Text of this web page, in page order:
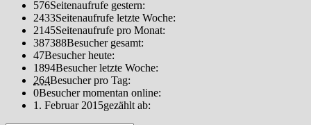
576Seitenaufrufe gestern:
2433Seitenaufrufe letzte Woche:
2145Seitenaufrufe pro Monat:
387388Besucher gesamt:
47Besucher heute:
1894Besucher letzte Woche:
264Besucher pro Tag:
0Besucher momentan online:
1. Februar 2015gezählt ab: